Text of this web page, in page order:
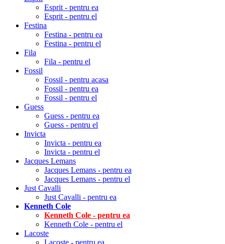
Esprit - pentru ea
Esprit - pentru el
Festina
Festina - pentru ea
Festina - pentru el
Fila
Fila - pentru el
Fossil
Fossil - pentru acasa
Fossil - pentru ea
Fossil - pentru el
Guess
Guess - pentru ea
Guess - pentru el
Invicta
Invicta - pentru ea
Invicta - pentru el
Jacques Lemans
Jacques Lemans - pentru ea
Jacques Lemans - pentru el
Just Cavalli
Just Cavalli - pentru ea
Kenneth Cole
Kenneth Cole - pentru ea
Kenneth Cole - pentru el
Lacoste
Lacoste - pentru ea